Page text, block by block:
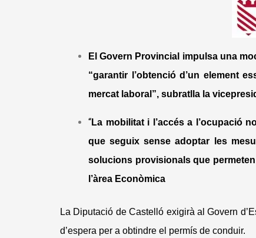
El Govern Provincial impulsa una
“garantir l’obtenció d’un element
mercat laboral”, subratlla la
“La mobilitat i l’accés a l’ocupació
que seguix sense adoptar les
solucions provisionals que
l’àrea Econòmica
La Diputació de Castelló exigirà al Govern
d’espera per a obtindre el permís de conduir.